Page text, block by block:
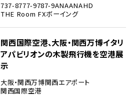
737-8777-9787-9ANAANAHD
THE Room FXボーイング
関西国際空港、大阪・関西万博イタリ
アパビリオンの木製飛行機を空港展
示
大阪・関西万博関西エアポート
関西国際空港